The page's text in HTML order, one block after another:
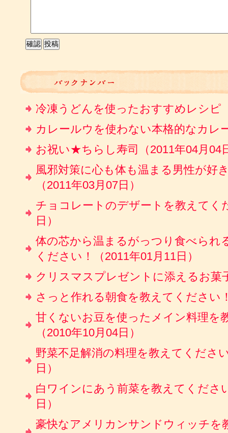
冷凍うどんを使ったおすすめレシピ
カレールウを使わない本格的なカレ
お祝い★ちらし寿司（2011年04月04
風邪対策に心も体も温まる男性が好
（2011年03月07日）
チョコレートのデザートを教えてく
日）
体の芯から温まるがっつり食べられ
ください！（2011年01月11日）
クリスマスプレゼントに添えるお菓
さっと作れる朝食を教えてください
甘くないお豆を使ったメイン料理を
（2010年10月04日）
野菜不足解消の料理を教えてくださ
日）
白ワインにあう前菜を教えてくださ
日）
豪快なアメリカンサンドウィッチを